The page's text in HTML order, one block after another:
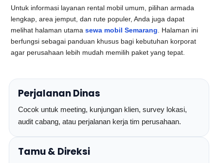
Untuk informasi layanan rental mobil umum, pilihan armada
lengkap, area jemput, dan rute populer, Anda juga dapat
melihat halaman utamasewa mobil Semarang . Halaman ini
berfungsi sebagai panduan khusus bagi kebutuhan korporat
agar perusahaan lebih mudah memilih paket yang tepat.
Perjalanan Dinas
Cocok untuk meeting, kunjungan klien, survey lokasi,
audit cabang, atau perjalanan kerja tim perusahaan.
Tamu & Direksi